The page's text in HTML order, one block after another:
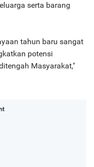
serta barang
tahun baru sangat
potensi
Masyarakat,"